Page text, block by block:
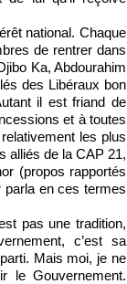
national. Chaque
de rentrer dans
Ka, Abdourahim
des Libéraux bon
il est friand de
et à toutes
les plus
alliés de la CAP 21,
(propos rapportés
parla en ces termes
pas une tradition,
c’est sa
Mais moi, je ne
le Gouvernement.